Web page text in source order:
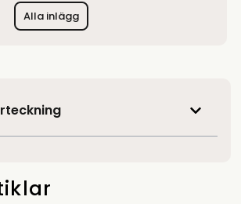
Alla inlägg